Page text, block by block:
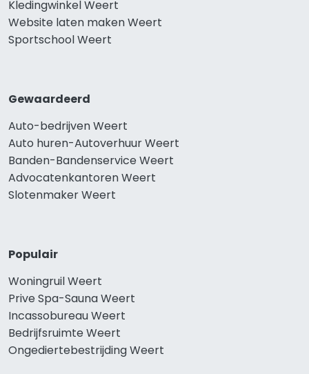
Kledingwinkel Weert
Website laten maken Weert
Sportschool Weert
Gewaardeerd
Auto-bedrijven Weert
Auto huren-Autoverhuur Weert
Banden-Bandenservice Weert
Advocatenkantoren Weert
Slotenmaker Weert
Populair
Woningruil Weert
Prive Spa-Sauna Weert
Incassobureau Weert
Bedrijfsruimte Weert
Ongediertebestrijding Weert